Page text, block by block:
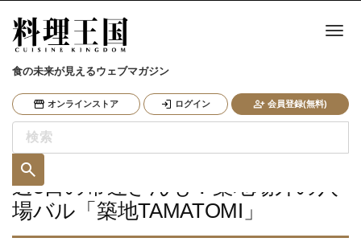
食の未来が見えるウェブマガジン
オンラインストア ログイン 会員登録(無料)
ナ
週5日の常連さんも！築地場外の穴
場バル「築地TAMATOMI」